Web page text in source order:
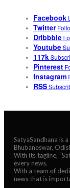
Facebook
Twitter
Dribbble
Youtube
117k
Pinterest
Instagram
RSS
SatyaSandhana is
Bhubaneswar,
With its tagline,
every news.
With a team of
news that is